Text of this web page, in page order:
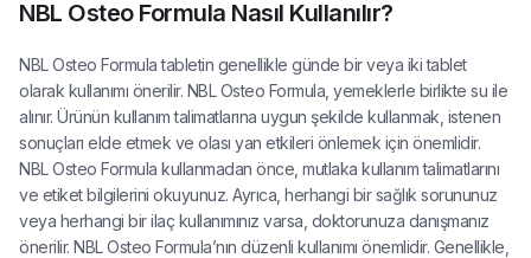
NBL Osteo Formula Nasıl Kullanılır?
NBL Osteo Formula tabletin genellikle günde bir veya iki tablet
olarak kullanımı önerilir. NBL Osteo Formula, yemeklerle birlikte su ile
alınır. Ürünün kullanım talimatlarına uygun şekilde kullanmak, istenen
sonuçları elde etmek ve olası yan etkileri önlemek için önemlidir.
NBL Osteo Formula kullanmadan önce, mutlaka kullanım talimatlarını
ve etiket bilgilerini okuyunuz. Ayrıca, herhangi bir sağlık sorununuz
veya herhangi bir ilaç kullanımınız varsa, doktorunuza danışmanız
önerilir. NBL Osteo Formula’nın düzenli kullanımı önemlidir. Genellikle,